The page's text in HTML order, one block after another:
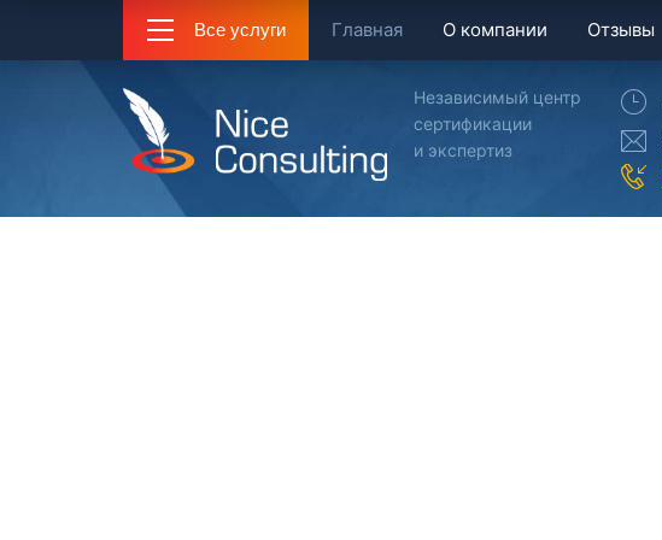
Все услуги Главная О компании Отзывы
Независимый центр
сертификации
и экспертиз